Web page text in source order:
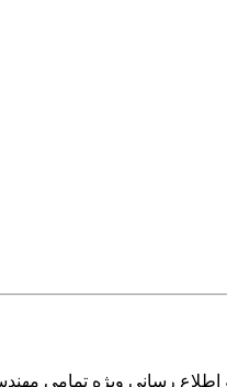
رسانی ویژه تمامی